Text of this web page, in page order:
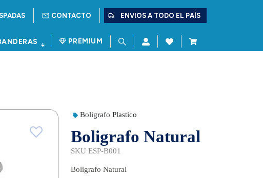
CONTACTO ENVIOS A TODO EL PAÍS
PREMIUM
Boligrafo Plastico
Boligrafo Natural
SKU ESP-B001
Boligrafo Natural